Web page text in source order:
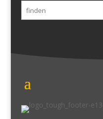
Suchen
nach: